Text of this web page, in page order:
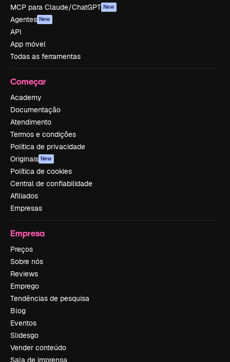
MCP para Claude/ChatGPT New
Agentes New
API
App móvel
Todas as ferramentas
Começar
Academy
Documentação
Atendimento
Termos e condições
Política de privacidade
Originais New
Política de cookies
Central de confiabilidade
Afiliados
Empresas
Empresa
Preços
Sobre nós
Reviews
Emprego
Tendências de pesquisa
Blog
Eventos
Slidesgo
Vender conteúdo
Sala de imprensa